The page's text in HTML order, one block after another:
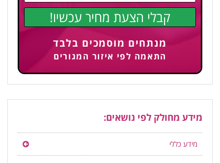
קבלי הצעת מחיר עכשיו!
מנתחים מוסמכים בלבד
התאמה לפי איזור המגורים
מידע מחולק לפי נושאים:
מידע כללי